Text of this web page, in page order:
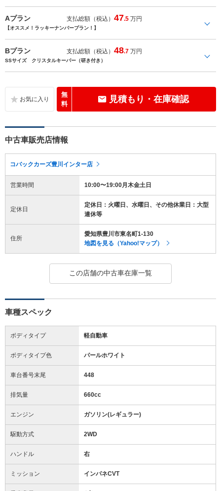
Aプラン 支払総額（税込）47.5 万円
【オススメ！ラッキーナンバープラン！】
Bプラン 支払総額（税込）48.7 万円
SSサイズ クリスタルキーパー（研き付き）
無
料
見積もり・在庫確認
中古車販売店情報
コバックカーズ豊川インター店
営業時間 10:00〜19:00月木金土日
定休日
定休日：火曜日、水曜日、その他休業日：大型
連休等
住所
愛知県豊川市東名町1-130
地図を見る（Yahoo!マップ）
この店舗の中古車在庫一覧
車種スペック
ボディタイプ 軽自動車
ボディタイプ色 パールホワイト
車台番号末尾 448
排気量 660cc
エンジン ガソリン(レギュラー)
駆動方式 2WD
ハンドル 右
ミッション インパネCVT